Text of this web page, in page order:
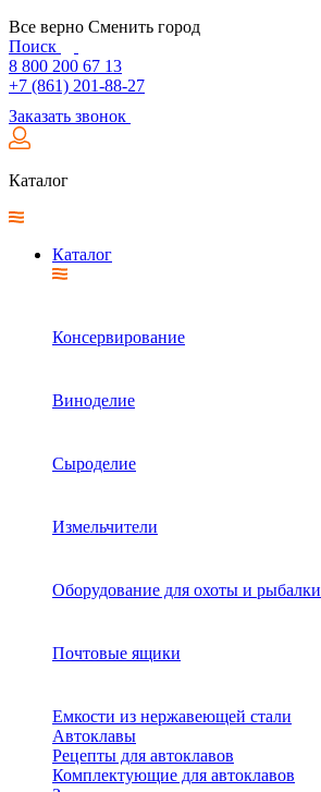
Все верно Сменить город
Поиск
8 800 200 67 13
+7 (861) 201-88-27
Заказать звонок
Каталог
Каталог
Консервирование
Виноделие
Сыроделие
Измельчители
Оборудование для охоты и рыбалки
Почтовые ящики
Емкости из нержавеющей стали
Автоклавы
Рецепты для автоклавов
Комплектующие для автоклавов